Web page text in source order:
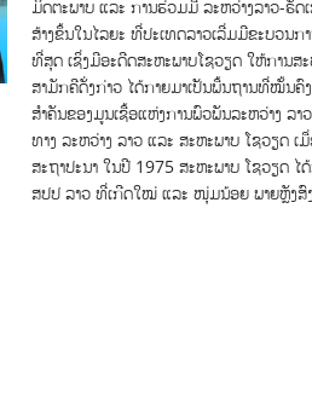
ມິດຕະພາບ ແລະ ການຮ່ວມມື ລະຫວ່າງລາວ-ຣັ
ສ້າງຂຶ້ນໃນໄລຍະ ທີ່ປະເທດລາວເລີ່ມມີຂະບວນກ
ທີ່ສຸດ ເຊິ່ງມີອະດີດສະຫະພາບໂຊວຽດ ໃຫ້ການ
ສາມັກຄີດັ່ງກ່າວ ໄດ້ກາຍມາເປັນພື້ນຖານທີ່ໝັ້ນ
ສຳຄັນຂອງມູນເຊື້ອແຫ່ງການພົວພັນລະຫວ່າງ ລ
ທາງ ລະຫວ່າງ ລາວ ແລະ ສະຫະພາບ ໂຊວຽດ
ສະຖາປະນາ ໃນປີ 1975 ສະຫະພາບ ໂຊວຽດ
ສປປ ລາວ ທີ່ເກີດໃໝ່ ແລະ ໜຸ່ມນ້ອຍ ພາຍຫຼັງ